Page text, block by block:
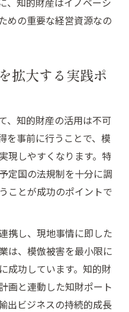
読むイノベーション
性と経済学者の視点
戦略の実践知
出戦略のポイント解
的財産の守り方と使
生きる知的財産活用
めの重要な経営資源なの
拡大する実践ポ
、知的財産の活用は不可
を事前に行うことで、模
現しやすくなります。特
定国の法規制を十分に調
ことが成功のポイントで
携し、現地事情に即した
は、模倣被害を最小限に
成功しています。知的財
画と連動した知財ポート
出ビジネスの持続的成長